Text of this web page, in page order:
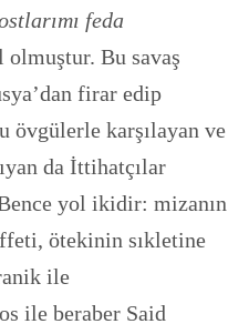
feda
olmuştur. Bu savaş
firar edip
övgülerle karşılayan ve
da İttihatçılar
yol ikidir: mizanın
ötekinin sıkletine
ile
ile beraber Said